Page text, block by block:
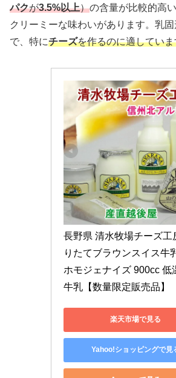
パクが3.5%以上）の含量が比較的高
クリーミーな味わいがあります。乳
で、特にチーズを作るのに適していま
長野県 清水牧場チーズ工
りたてブラウンスイス牛
ホモジェナイズ 900cc 低
牛乳【数量限定販売品】
楽天市場で見る
Yahoo!ショッピングで見